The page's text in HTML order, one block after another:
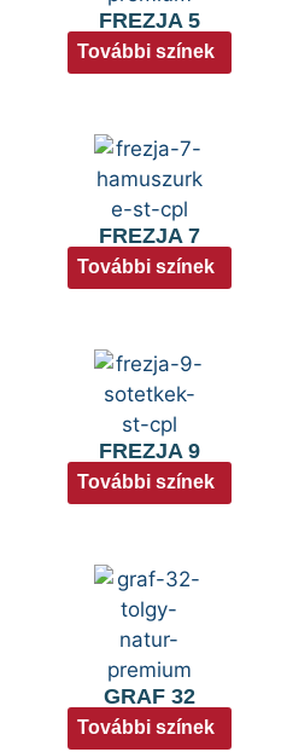
FREZJA 5
További színek
FREZJA 7
További színek
FREZJA 9
További színek
GRAF 32
További színek